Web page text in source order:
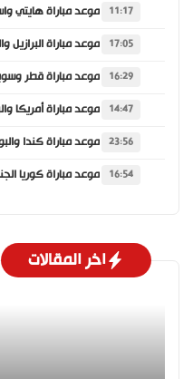
11:17
17:05
16:29
14:47
23:56
16:54
اخر المقالات